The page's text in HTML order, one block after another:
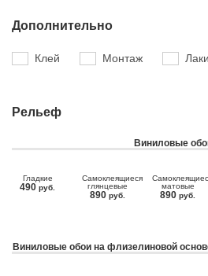
Дополнительно
Клей Монтаж
Рельеф
Виниловые
Гладкие
490 руб.
Самоклеящиеся
глянцевые
890 руб.
матовые
890 руб.
Виниловые обои на флизелиновой